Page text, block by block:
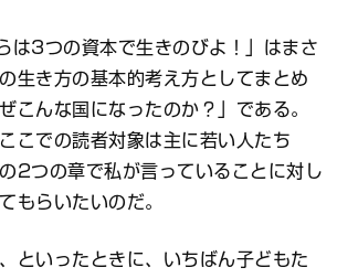
3つの資本で生きのびよ！」はまさ
生き方の基本的考え方としてまとめ
こんな国になったのか？」である。
こでの読者対象は主に若い人たち
2つの章で私が言っていることに対し
もらいたいのだ。
といったときに、いちばん子どもた